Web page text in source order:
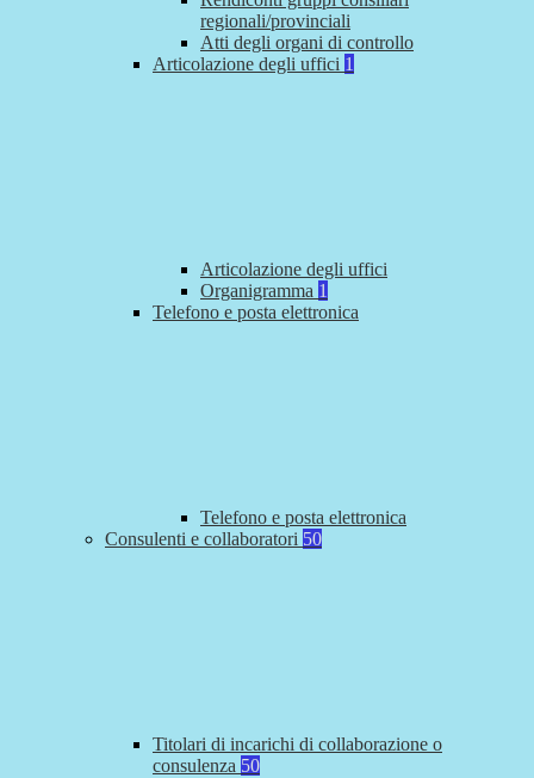
regionali/provinciali
Atti degli organi di controllo
Articolazione degli uffici 1
Articolazione degli uffici
Organigramma 1
Telefono e posta elettronica
Telefono e posta elettronica
Consulenti e collaboratori 50
Titolari di incarichi di collaborazione o
consulenza 50